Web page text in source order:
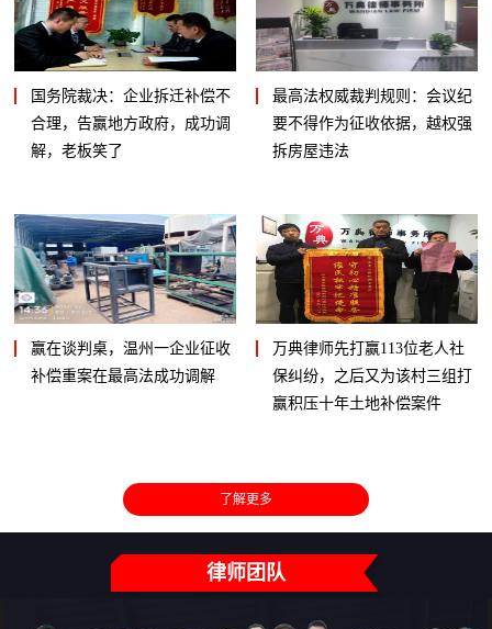
国务院裁决：企业拆迁补偿不
合理，告赢地方政府，成功调
解，老板笑了
最高法权威裁判规则：会议纪
要不得作为征收依据，越权强
拆房屋违法
赢在谈判桌，温州一企业征收
补偿重案在最高法成功调解
万典律师先打赢113位老人社
保纠纷，之后又为该村三组打
赢积压十年土地补偿案件
了解更多
律师团队